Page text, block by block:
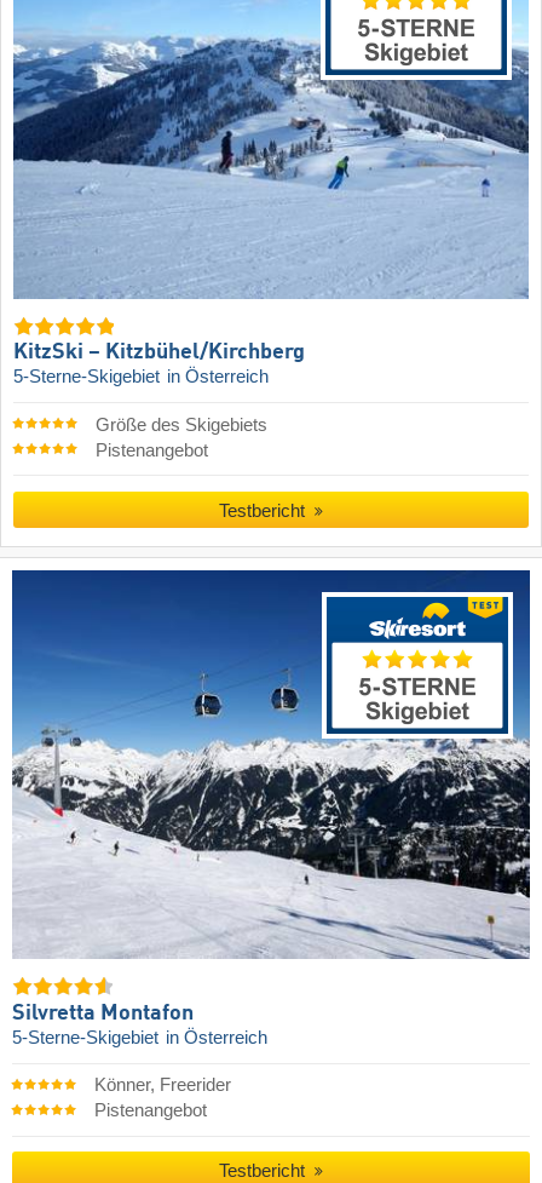
KitzSki – Kitzbühel/​Kirchberg
5-Sterne-Skigebiet in Österreich
Größe des Skigebiets
Pistenangebot
Testbericht
Silvretta Montafon
5-Sterne-Skigebiet in Österreich
Könner, Freerider
Pistenangebot
Testbericht